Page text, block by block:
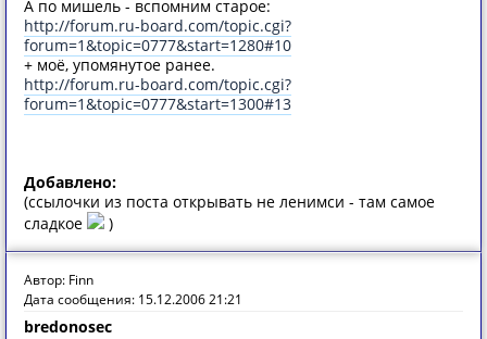
А по мишель - вспомним старое:
http://forum.ru-board.com/topic.cgi?
forum=1&topic=0777&start=1280#10
+ моё, упомянутое ранее.
http://forum.ru-board.com/topic.cgi?
forum=1&topic=0777&start=1300#13
Добавлено:
(ссылочки из поста открывать не ленимси - там самое
сладкое
)
Автор: Finn
Дата сообщения: 15.12.2006 21:21
bredonosec